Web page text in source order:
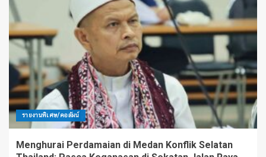
รายงานพิเศษ/คอลัมน์
Menghurai Perdamaian di Medan Konflik Selatan